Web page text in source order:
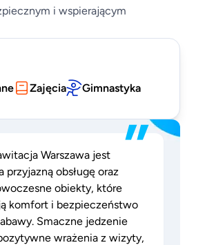
i wspierającym
Zajęcia Gimnastyka
”
Warszawa jest
przyjazną obsługę oraz
obiekty, które
komfort i bezpieczeństwo
Smaczne jedzenie
wrażenia z wizyty,